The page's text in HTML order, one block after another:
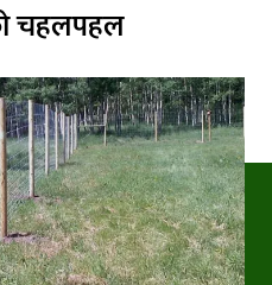
चहलपहल